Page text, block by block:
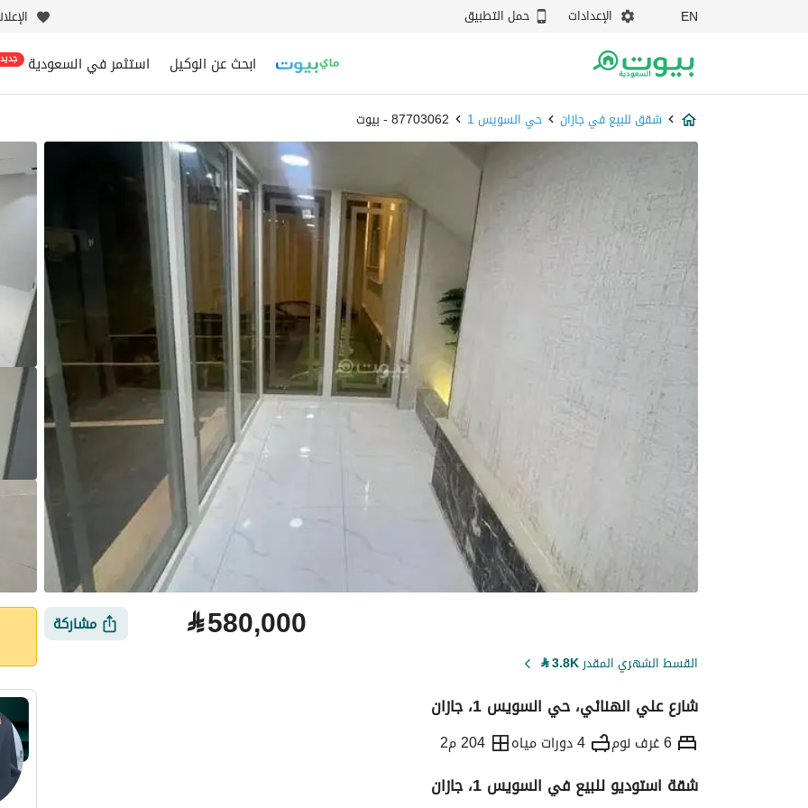
EN الإعدادات حمل التطبيق
ابحث عن الوكيل استثمر في السعودية جديد
شقق للبيع في جازان حي السويس 1 87703062 - بيوت
⃁580,000 مشاركة
القسط الشهري المقدر3.8K
⃁
شارع علي الهنائي، حي السويس 1، جازان
6 غرف نوم 4 دورات مياه 204 م2
شقة استوديو للبيع في السويس 1، جازان